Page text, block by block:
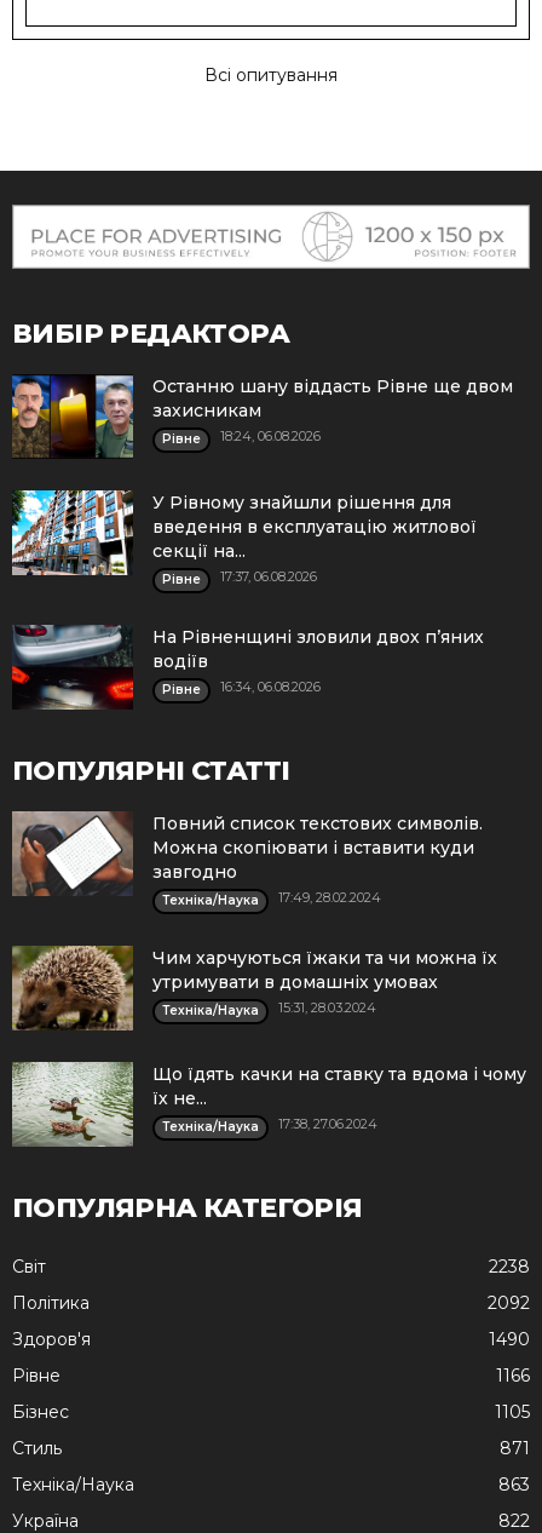
Всі опитування
ВИБІР РЕДАКТОРА
Останню шану віддасть Рівне ще двом
захисникам
Рівне 18:24, 06.08.2026
У Рівному знайшли рішення для
введення в експлуатацію житлової
секції на...
Рівне 17:37, 06.08.2026
На Рівненщині зловили двох п’яних
водіїв
Рівне 16:34, 06.08.2026
ПОПУЛЯРНІ СТАТТІ
Повний список текстових символів.
Можна скопіювати і вставити куди
завгодно
Техніка/Наука 17:49, 28.02.2024
Чим харчуються їжаки та чи можна їх
утримувати в домашніх умовах
Техніка/Наука 15:31, 28.03.2024
Що їдять качки на ставку та вдома і чому
їх не...
Техніка/Наука 17:38, 27.06.2024
ПОПУЛЯРНА КАТЕГОРІЯ
Cвіт
2238
Політика
2092
Здоров'я
1490
Рівне
1166
Бізнес
1105
Стиль
871
Техніка/Наука
863
Україна
822